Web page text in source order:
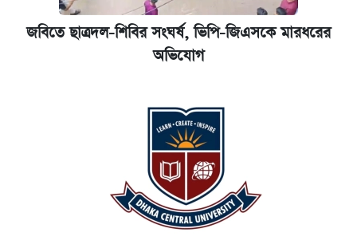
জবিতে ছাত্রদল-শিবির সংঘর্ষ, ভিপি-জিএসকে মারধরের
অভিযোগ